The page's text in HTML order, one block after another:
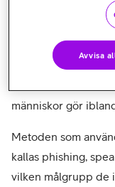
Resultaten är att
därmed utsätter sig
undersökta
människor gör
Metoden som
kallas phishing,
vilken målgrupp de
Avvisa